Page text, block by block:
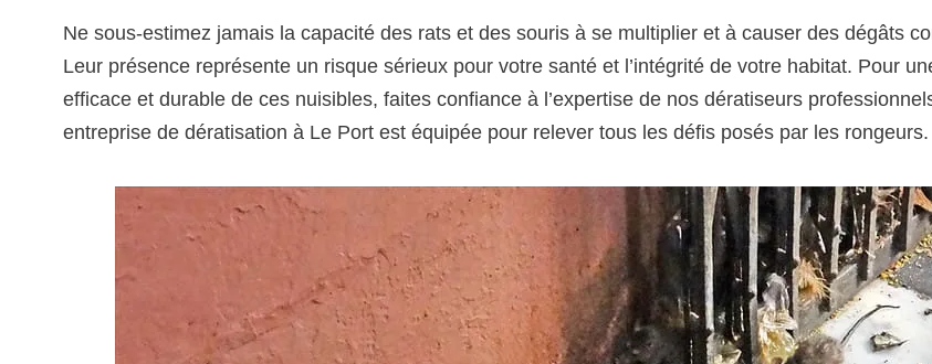
Ne sous-estimez jamais la capacité des rats et des souris à se multiplier et à causer des dégâts
Leur présence représente un risque sérieux pour votre santé et l’intégrité de votre habitat. Pour
efficace et durable de ces nuisibles, faites confiance à l’expertise de nos dératiseurs
entreprise de dératisation à Le Port est équipée pour relever tous les défis posés par les rongeurs.